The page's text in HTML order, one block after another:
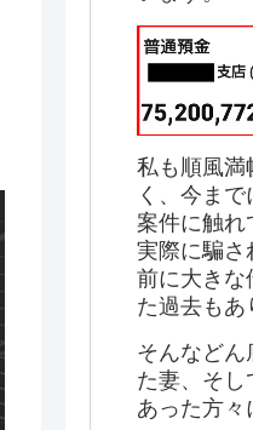
私も順風満
く、今ま
案件に触れ
実際に騙さ
前に大きな
た過去もあ
そんなどん
た妻、そし
あった方々